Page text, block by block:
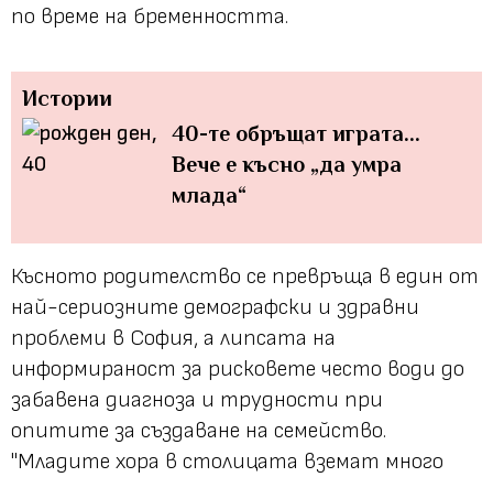
по време на бременността.
Истории
40-те обръщат играта...
Вече е късно „да умра
млада“
Късното родителство се превръща в един от
най-сериозните демографски и здравни
проблеми в София, а липсата на
информираност за рисковете често води до
забавена диагноза и трудности при
опитите за създаване на семейство.
"Младите хора в столицата вземат много